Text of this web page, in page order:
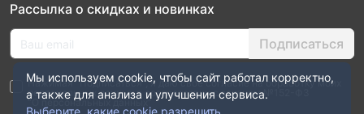
Рассылка о скидках и новинках
Подписаться
Нажимая “Подписаться”, я даю свое согласие на обработку моих
персональных данных в соответствии с законом №152-ФЗ
“О персональных данных”
Мы используем cookie, чтобы сайт работал корректно,
а также для анализа и улучшения сервиса.
Выберите, какие cookie разрешить